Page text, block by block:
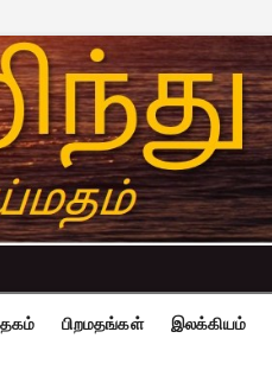
பிறமதங்கள் இலக்கியம்